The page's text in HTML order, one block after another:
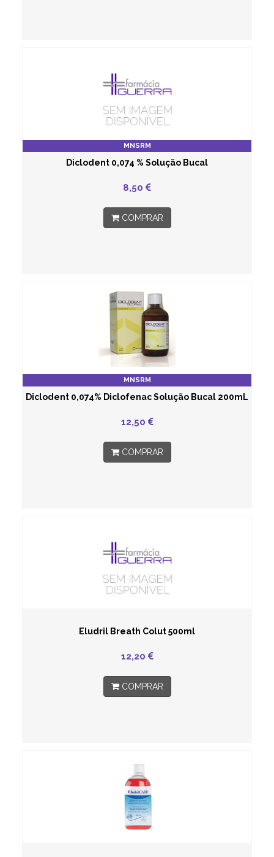
MNSRM
Diclodent 0,074 % Solução Bucal
8,50
COMPRAR
MNSRM
Diclodent 0,074% Diclofenac Solução Bucal 200mL
12,50
COMPRAR
Eludril Breath Colut 500ml
12,20
COMPRAR